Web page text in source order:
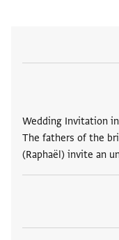
Wedding Invitation in
The fathers of the
(Raphaël) invite an